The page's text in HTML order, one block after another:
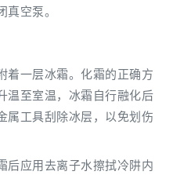
空泵。
着一层冰霜。化霜的正确方
温至室温，冰霜自行融化后
属工具刮除冰层，以免划伤
后应用去离子水擦拭冷阱内